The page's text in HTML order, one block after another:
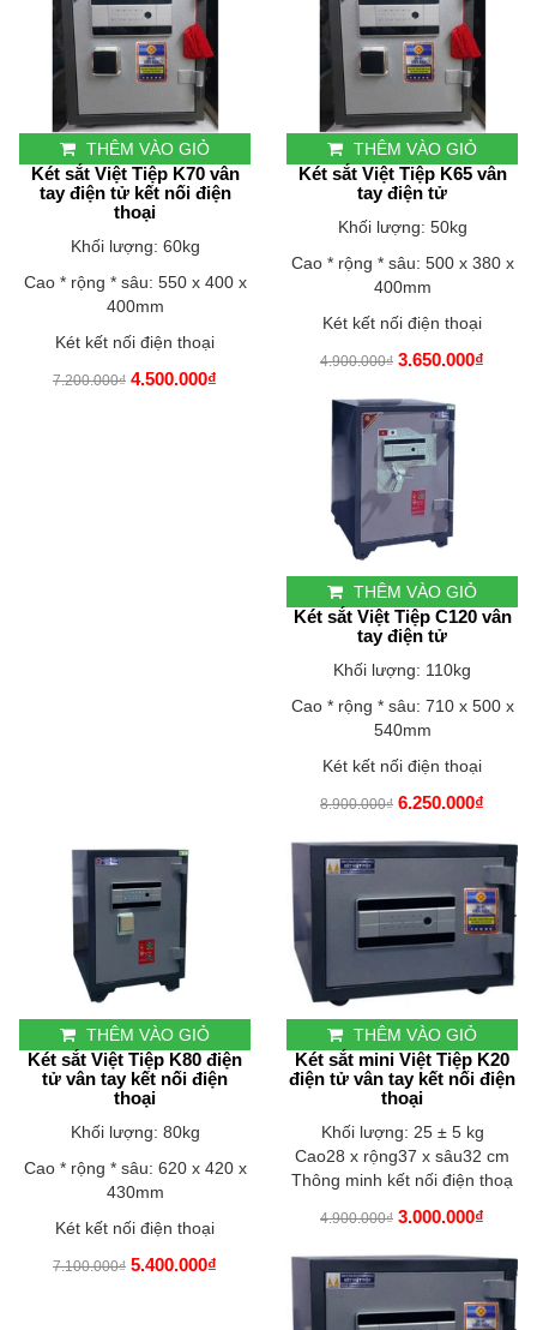
THÊM VÀO GIỎ
Két sắt Việt Tiệp K70 vân
tay điện tử kết nối điện
thoại
Khối lượng: 60kg
Cao * rộng * sâu: 550 x 400 x
400mm
Két kết nối điện thoại
7.200.000₫ 4.500.000₫
THÊM VÀO GIỎ
Két sắt Việt Tiệp K65 vân
tay điện tử
Khối lượng: 50kg
Cao * rộng * sâu: 500 x 380 x
400mm
Két kết nối điện thoại
4.900.000₫ 3.650.000₫
THÊM VÀO GIỎ
Két sắt Việt Tiệp C120 vân
tay điện tử
Khối lượng: 110kg
Cao * rộng * sâu: 710 x 500 x
540mm
Két kết nối điện thoại
8.900.000₫ 6.250.000₫
THÊM VÀO GIỎ
Két sắt Việt Tiệp K80 điện
tử vân tay kết nối điện
thoại
Khối lượng: 80kg
Cao * rộng * sâu: 620 x 420 x
430mm
Két kết nối điện thoại
7.100.000₫ 5.400.000₫
THÊM VÀO GIỎ
Két sắt mini Việt Tiệp K20
điện tử vân tay kết nối điện
thoại
Khối lượng: 25 ± 5 kg
Cao28 x rộng37 x sâu32 cm
Thông minh kết nối điện thoạ
4.900.000₫ 3.000.000₫